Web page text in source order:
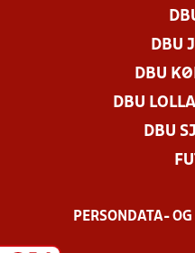
DBU
DBU
DBU
DBU
PERSONDATA-